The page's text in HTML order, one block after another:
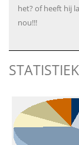
het? of heeft hij
nou!!!